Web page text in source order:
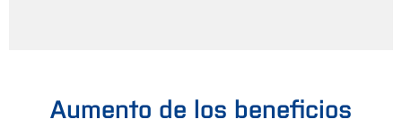
Aumento de los beneficios